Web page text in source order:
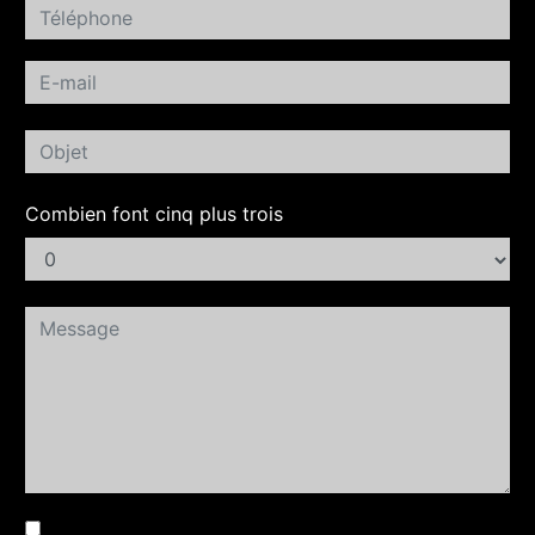
Combien font cinq plus trois